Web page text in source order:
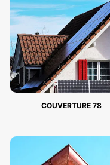
COUVERTURE 78